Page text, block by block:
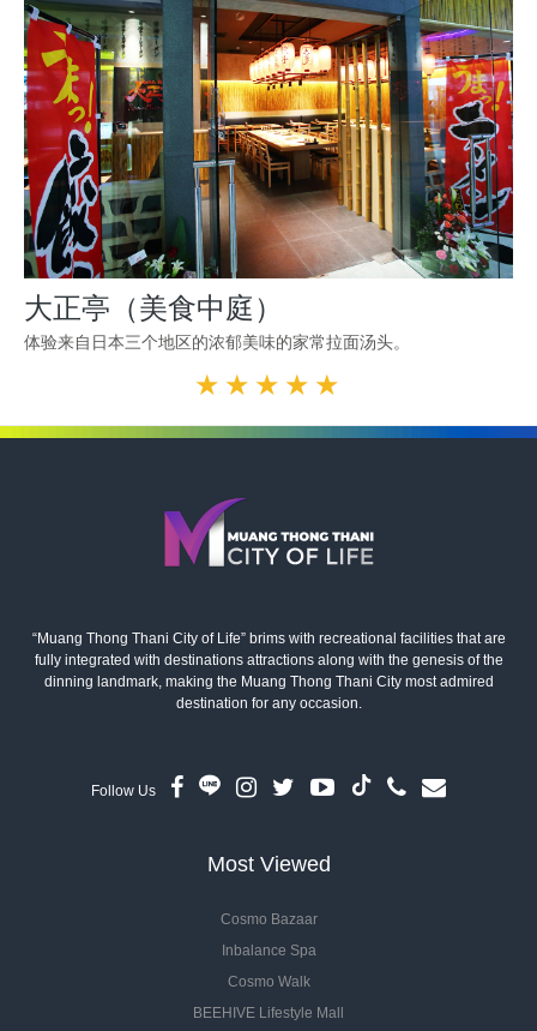
大正亭（美食中庭）
体验来自日本三个地区的浓郁美味的家常拉面汤头。
★★★★★
“Muang Thong Thani City of Life” brims with recreational facilities that are
fully integrated with destinations attractions along with the genesis of the
dinning landmark, making the Muang Thong Thani City most admired
destination for any occasion.
Follow Us
Most Viewed
Cosmo Bazaar
Inbalance Spa
Cosmo Walk
BEEHIVE Lifestyle Mall